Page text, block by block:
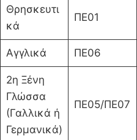
Θρησκευτι
κά
ΠΕ01
Αγγλικά ΠΕ06
2η Ξένη
Γλώσσα
(Γαλλικά ή
Γερμανικά)
ΠΕ05/ΠΕ07